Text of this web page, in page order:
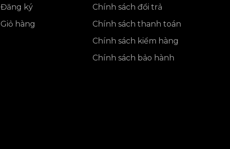
Đăng ký
Giỏ hàng
Chính sách đổi trả
Chính sách thanh toán
Chính sách kiểm hàng
Chính sách bảo hành